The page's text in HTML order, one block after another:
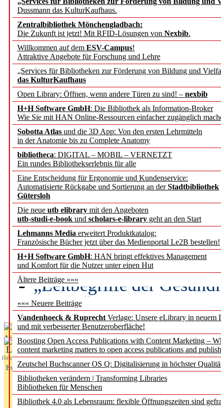
Dussmann das KulturKaufhaus.
Zentralbibliothek Mönchengladbach:
Die Zukunft ist jetzt! Mit RFID-Lösungen von Nexbib.
Willkommen auf dem ESV-Campus!
Attraktive Angebote für Forschung und Lehre
„Services für Bibliotheken zur Förderung von Bildung und
das KulturKaufhaus
Open Library: Öffnen, wenn andere Türen zu sind! – nexbib
H+H Software GmbH: Die Bibliothek als Information-Broker
Wie Sie mit HAN Online-Ressourcen einfacher zugänglich
Sobotta Atlas und die 3D App: Von den ersten Lehrmitteln
in der Anatomie bis zu Complete Anatomy
bibliotheca: DIGITAL – MOBIL – VERNETZT
Ein rundes Bibliothekserlebnis für alle
Eine Entscheidung für Ergonomie und Kundenservice:
Automatisierte Rückgabe und Sortierung an derStadtbibliothek
Gütersloh
Die neue utb elibrary mit den Angeboten
utb-studi-e-book und scholars-e-library geht an den Start
Lehmanns Media erweitert Produktkatalog:
Französische Bücher jetzt über das Medienportal Le2B bestellen!
H+H Software GmbH: HAN bringt effektives Management
und Komfort für die Nutzer unter einen Hut
Ältere Beiträge »»»
««« Neuere Beiträge
Vandenhoeck & Ruprecht Verlage: Unsere eLibrary in neuem
und mit verbesserter Benutzeroberfläche!
Boosting Open Access Publications with Content Marketing –
content marketing matters to open access publications and
Zeutschel Buchscanner OS Q: Digitalisierung in höchster
Bibliotheken verändern | Transforming Libraries
Bibliotheken für Menschen
Bibliothek 4.0 als Lebensraum: flexible Öffnungszeiten sind
angepasst
konstruktiv!
Mohr Siebeck
und die Zeitschrift für
Francke Attempto
EBSCO Information
Recherchefunktionen in
Sorbisches Institut neu
Geschichte und
Künstliche Intelligenz
besser zu verstehen
„Leitbegriffe der
des BIÖG erscheinen
Aktuelles aus
L
ibrary
Essentials